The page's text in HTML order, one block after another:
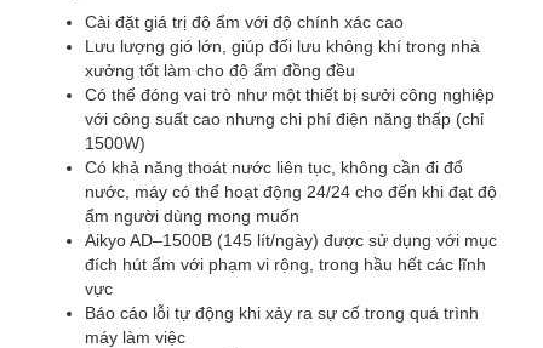
Cài đặt giá trị độ ẩm với độ chính xác cao
Lưu lượng gió lớn, giúp đối lưu không khí trong nhà
xưởng tốt làm cho độ ẩm đồng đều
Có thể đóng vai trò như một thiết bị sưởi công nghiệp
với công suất cao nhưng chi phí điện năng thấp (chỉ
1500W)
Có khả năng thoát nước liên tục, không cần đi đổ
nước, máy có thể hoạt động 24/24 cho đến khi đạt độ
ẩm người dùng mong muốn
Aikyo AD–1500B (145 lít/ngày) được sử dụng với mục
đích hút ẩm với phạm vi rộng, trong hầu hết các lĩnh
vực
Báo cáo lỗi tự động khi xảy ra sự cố trong quá trình
máy làm việc